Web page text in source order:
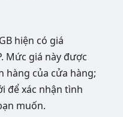
hiện có giá
Mức giá này được
hàng của cửa hàng;
để xác nhận tình
muốn.